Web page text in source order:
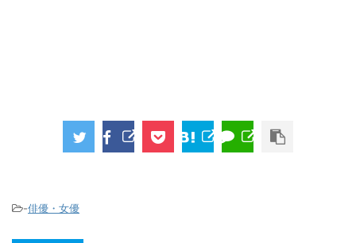
-俳優・女優